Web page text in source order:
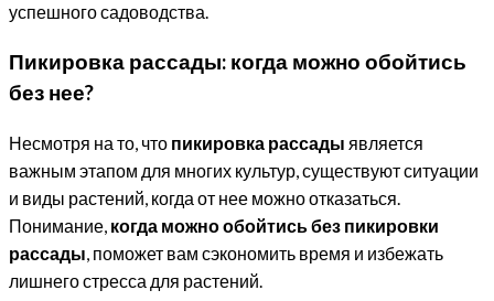
успешного садоводства.
Пикировка рассады: когда можно обойтись
без нее?
Несмотря на то, что пикировка рассады является
важным этапом для многих культур, существуют ситуации
и виды растений, когда от нее можно отказаться.
Понимание, когда можно обойтись без пикировки
рассады , поможет вам сэкономить время и избежать
лишнего стресса для растений.